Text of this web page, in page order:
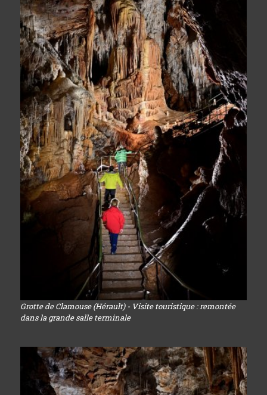
Grotte de Clamouse (Hérault) - Visite touristique : remontée
dans la grande salle terminale